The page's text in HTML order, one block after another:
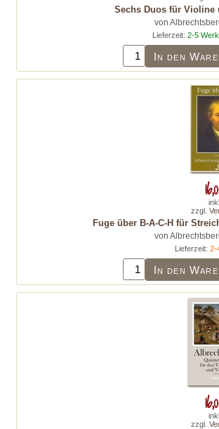
Sechs Duos für
von
Lieferzeit: 2-5
In den
Fuge über B-A-C-H für
von
Lieferzeit: 2-
In den
zzgl.
zzgl.